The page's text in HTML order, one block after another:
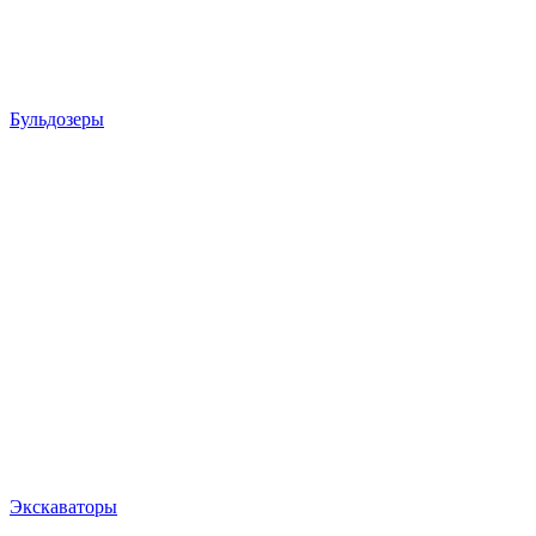
Бульдозеры
Экскаваторы